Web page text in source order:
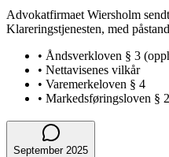
Advokatfirmaet Wiersholm
Klareringstjenesten, med
• Åndsverkloven § 3
• Nettavisenes vilkår
• Varemerkeloven § 4
• Markedsføringsloven §
September 2025